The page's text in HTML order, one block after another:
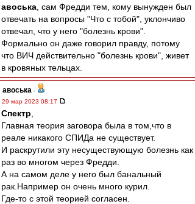
авоська , сам Фредди тем, кому вынужден был
отвечать на вопросы "Что с тобой", уклончиво
отвечал, что у него "болезнь крови".
Формально он даже говорил правду, потому
что ВИЧ действительно "болезнь крови", живет
в кровяных тельцах.
авоська -
29 мар 2023 08:17
Спектр
Главная теория заговора была в том,что в
реале никакого СПИДа не существует.
И раскрутили эту несуществующую болезнь как
раз во многом через Фредди.
А на самом деле у него был банальный
рак.Например он очень много курил.
Где-то с этой теорией согласен.